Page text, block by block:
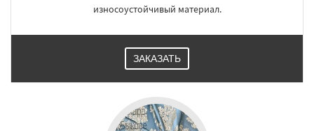
износоустойчивый материал.
ЗАКАЗАТЬ